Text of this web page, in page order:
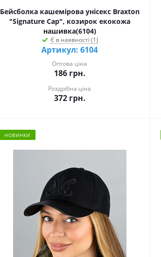
Бейсболка кашемірова унісекс Braxton
"Signature Cap", козирок екокожа
нашивка(6104)
Є в наявності (1)
Артикул: 6104
Оптова ціна
186грн.
Роздрібна ціна
372грн.
НОВИНКИ